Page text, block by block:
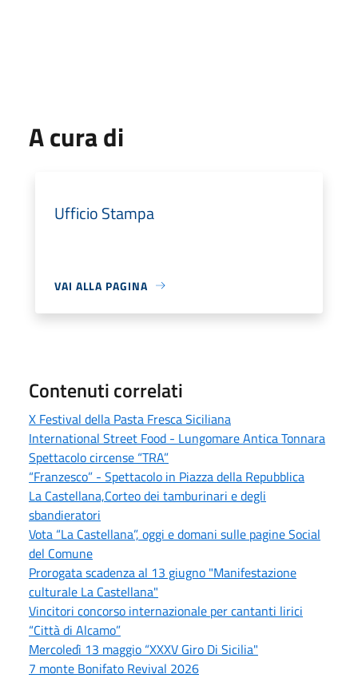
A cura di
Ufficio Stampa
VAI ALLA PAGINA
Contenuti correlati
X Festival della Pasta Fresca Siciliana
International Street Food - Lungomare Antica Tonnara
Spettacolo circense “TRA”
“Franzesco” - Spettacolo in Piazza della Repubblica
La Castellana,Corteo dei tamburinari e degli
sbandieratori
Vota “La Castellana”, oggi e domani sulle pagine Social
del Comune
Prorogata scadenza al 13 giugno "Manifestazione
culturale La Castellana"
Vincitori concorso internazionale per cantanti lirici
“Città di Alcamo”
Mercoledì 13 maggio “XXXV Giro Di Sicilia"
7 monte Bonifato Revival 2026